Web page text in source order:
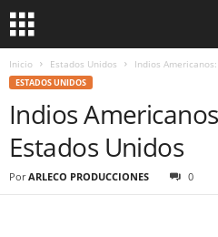
Inicio Estados Unidos Indios
ESTADOS UNIDOS
Indios
Estados Unidos
Por ARLECO PRODUCCIONES 0